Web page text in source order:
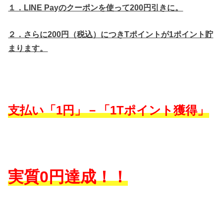
１．LINE Payのクーポンを使って200円引きに。
２．さらに200円（税込）につきTポイントが1ポイント貯
まります。
支払い「1円」－「1Tポイント獲得」
実質0円達成！！